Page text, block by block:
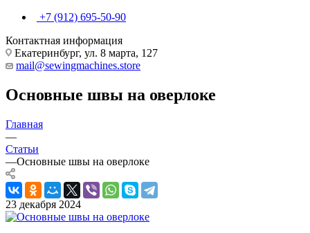
+7 (912) 695-50-90
Контактная информация
Екатеринбург, ул. 8 марта, 127
mail@sewingmachines.store
Основные швы на оверлоке
Главная
—
Статьи
—Основные швы на оверлоке
23 декабря 2024